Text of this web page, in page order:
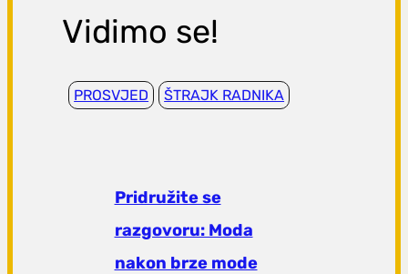
Vidimo se!
PROSVJED ŠTRAJK RADNIKA
Pridružite se
razgovoru: Moda
nakon brze mode